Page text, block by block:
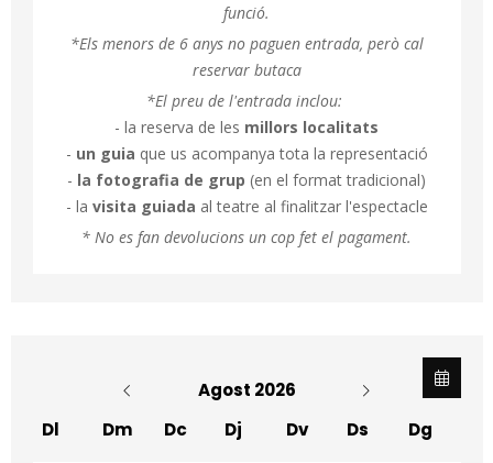
funció.
*Els menors de 6 anys no paguen entrada, però cal
reservar butaca
*El preu de l'entrada inclou:
- la reserva de les millors localitats
- un guia que us acompanya tota la representació
- la fotografia de grup (en el format tradicional)
- la visita guiada al teatre al finalitzar l'espectacle
* No es fan devolucions un cop fet el pagament.
Agost 2026
Dl
Dm Dc Dj Dv Ds Dg